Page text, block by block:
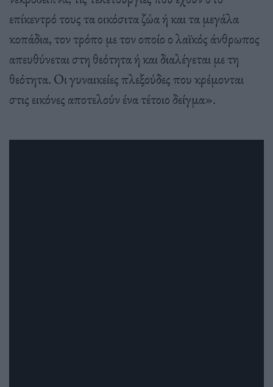
επίκεντρό τους τα οικόσιτα ζώα ή και τα μεγάλα
κοπάδια, τον τρόπο με τον οποίο ο λαϊκός άνθρωπος
απευθύνεται στη θεότητα ή και διαλέγεται με τη
θεότητα. Οι γυναικείες πλεξούδες που κρέμονται
στις εικόνες αποτελούν ένα τέτοιο δείγμα».